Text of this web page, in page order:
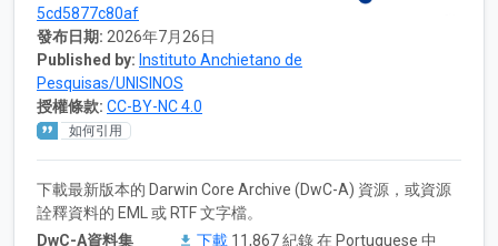
5cd5877c80af
發布日期: 2026年7月26日
Published by: Instituto Anchietano de
Pesquisas/UNISINOS
授權條款: CC-BY-NC 4.0
如何引用
下載最新版本的 Darwin Core Archive (DwC-A) 資源，或資源
詮釋資料的 EML 或 RTF 文字檔。
DwC-A資料集
下載 11,867 紀錄 在 Portuguese 中